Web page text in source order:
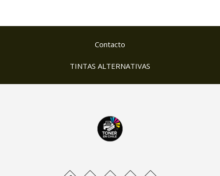
Contacto
TINTAS ALTERNATIVAS